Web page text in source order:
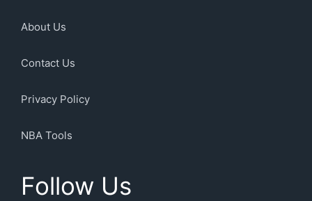
About Us
Contact Us
Privacy Policy
NBA Tools
Follow Us